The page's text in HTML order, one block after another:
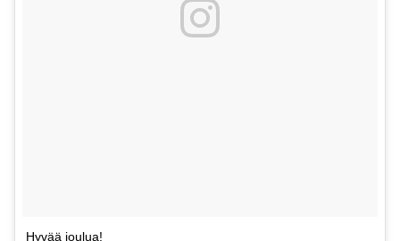
Hyvää joulua!